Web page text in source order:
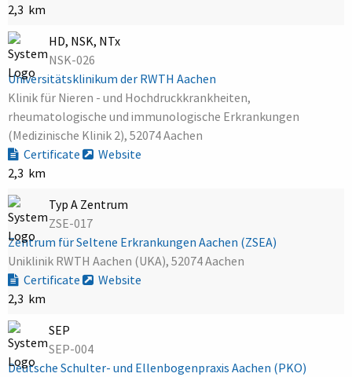
2,3 km
HD, NSK, NTx
NSK-026
Universitätsklinikum der RWTH Aachen
Klinik für Nieren - und Hochdruckkrankheiten,
rheumatologische und immunologische Erkrankungen
(Medizinische Klinik 2), 52074 Aachen
Certificate
Website
2,3 km
Typ A Zentrum
ZSE-017
Zentrum für Seltene Erkrankungen Aachen (ZSEA)
Uniklinik RWTH Aachen (UKA), 52074 Aachen
Certificate
Website
2,3 km
SEP
SEP-004
Deutsche Schulter- und Ellenbogenpraxis Aachen (PKO)